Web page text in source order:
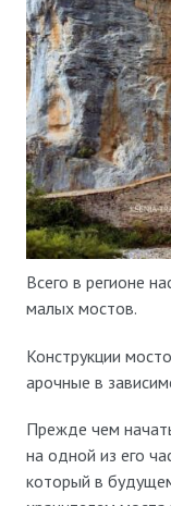
Всего в регионе
малых мостов.
Конструкции
арочные в
Прежде чем
на одной из его
который в